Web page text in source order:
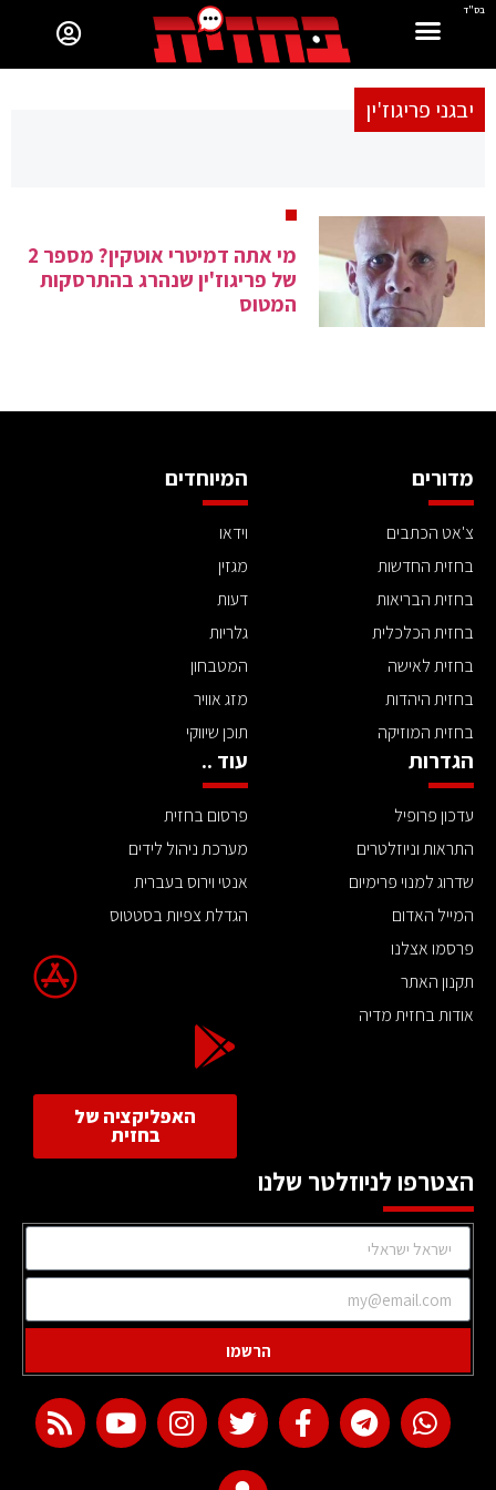
בס"ד
יבגני פריגוז'ין
מי אתה דמיטרי אוטקין? מספר 2
של פריגוז'ין שנהרג בהתרסקות
המטוס
מדורים
צ'אט הכתבים
בחזית החדשות
בחזית הבריאות
בחזית הכלכלית
בחזית לאישה
בחזית היהדות
בחזית המוזיקה
המיוחדים
וידאו
מגזין
דעות
גלריות
המטבחון
מזג אוויר
תוכן שיווקי
הגדרות
עדכון פרופיל
התראות וניוזלטרים
שדרוג למנוי פרימיום
המייל האדום
פרסמו אצלנו
תקנון האתר
אודות בחזית מדיה
עוד ..
פרסום בחזית
מערכת ניהול לידים
אנטי וירוס בעברית
הגדלת צפיות בסטטוס
האפליקציה של
בחזית
הצטרפו לניוזלטר שלנו
הרשמו